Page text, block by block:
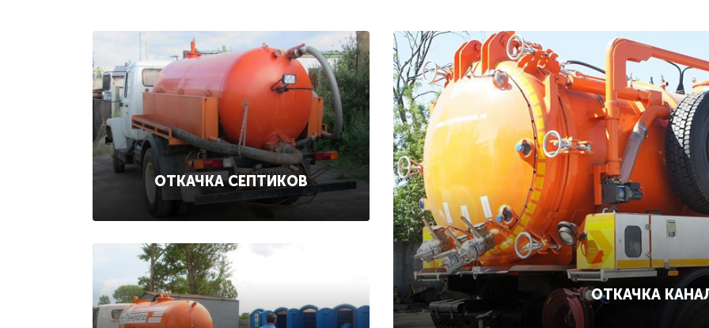
ОТКАЧКА СЕПТИКОВ
ОТКАЧКА